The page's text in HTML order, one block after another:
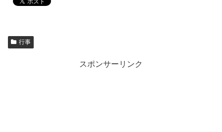
行事
スポンサーリンク